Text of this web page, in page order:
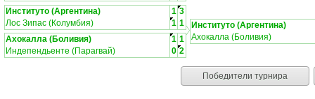
Институто (Аргентина) 1 3
Лос Зипас (Колумбия)
1 1
Ахокалла (Боливия)
1 1
Индепендьенте (Парагвай)
0 2
Институто (Аргентина)
Ахокалла (Боливия)
Победители турнира